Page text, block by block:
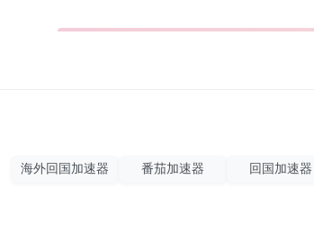
海外回国加速器 番茄加速器 回国加速器